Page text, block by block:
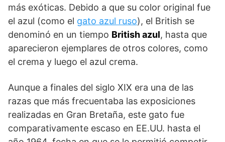
más exóticas. Debido a que su color original fue
el azul (como el gato azul ruso), el British se
denominó en un tiempo British azul, hasta que
aparecieron ejemplares de otros colores, como
el crema y luego el azul crema.
Aunque a finales del siglo XIX era una de las
razas que más frecuentaba las exposiciones
realizadas en Gran Bretaña, este gato fue
comparativamente escaso en EE.UU. hasta el